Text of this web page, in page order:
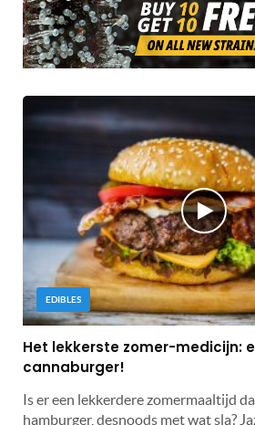
EDIBLES
Het lekkerste zomer-medicijn:
cannaburger!
Is er een lekkerdere zomermaaltijd
hamburger, desnoods met wat sla?